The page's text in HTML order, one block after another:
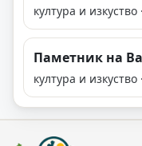
култура и
Паметник на
култура и